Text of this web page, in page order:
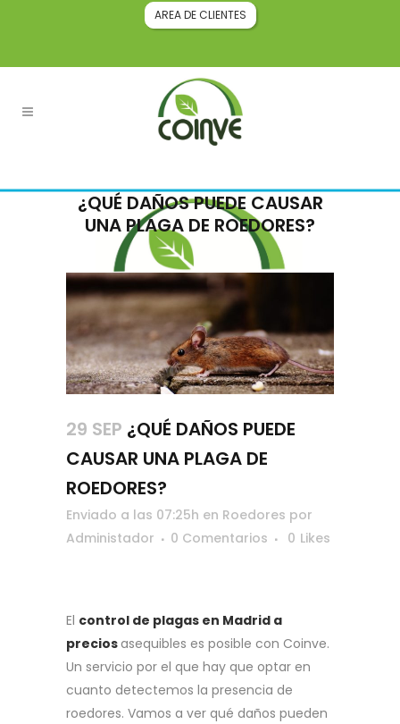
AREA DE CLIENTES
¿QUÉ DAÑOS PUEDE CAUSAR
UNA PLAGA DE ROEDORES?
29 SEP ¿QUÉ DAÑOS PUEDE
CAUSAR UNA PLAGA DE
ROEDORES?
Enviado a las 07:25h en Roedores por
Administador
0 Comentarios 0 Likes
El control de plagas en Madrid a
preciosasequibles es posible con Coinve.
Un servicio por el que hay que optar en
cuanto detectemos la presencia de
roedores. Vamos a ver qué daños pueden